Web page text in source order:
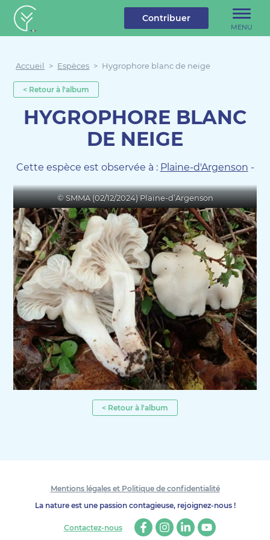
Créateur de forêt
MENU
Contribuer
Accueil > Espèces > Hygrophore blanc de neige
< Retour à l'album
HYGROPHORE BLANC
DE NEIGE
Cette espèce est observée à : Plaine-d'Argenson -
© SMMA (02/12/2024) Plaine-d’Argenson
< Retour à l'album
Mentions légales et Politique de confidentialité
La nature est une passion contagieuse, rejoignez-nous !
Contactez-nous FacebookInstagram
LinkedinYoutube